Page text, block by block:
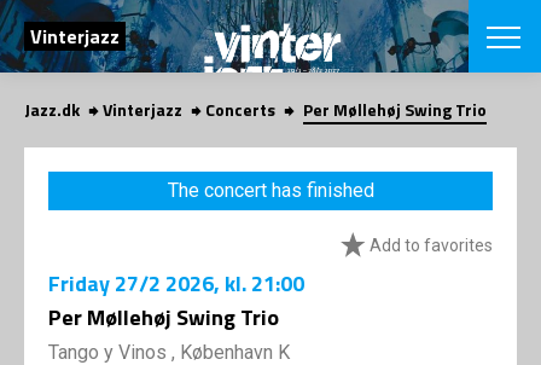
SEARCH
Vinterjazz
Danish
CHOOSE
COPENHAGEN
Concerts
Jazz.dk Vinterjazz Concerts Per Møllehøj Swing Trio
The concert has finished
Add to favorites
Friday27/2 2026, kl. 21:00
Per Møllehøj Swing Trio
Tango y Vinos , København K